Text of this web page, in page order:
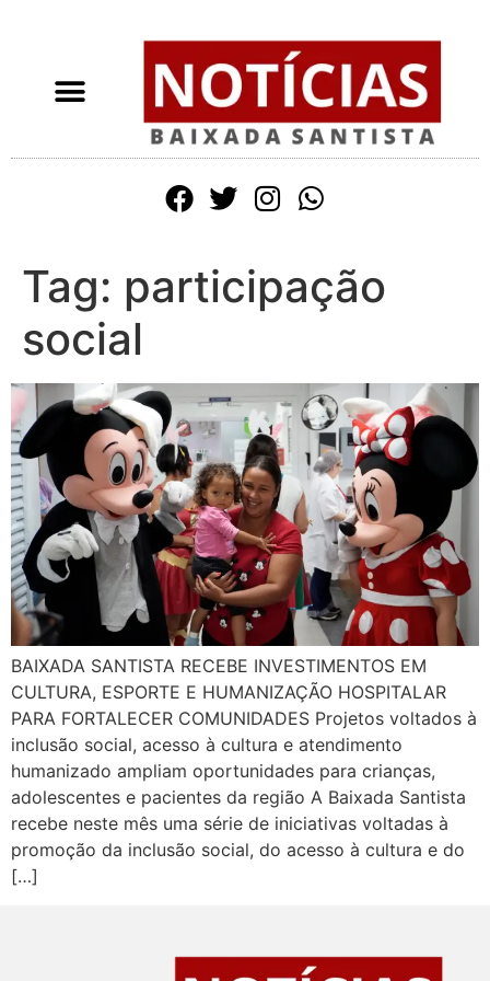
Tag: participação
social
BAIXADA SANTISTA RECEBE INVESTIMENTOS EM
CULTURA, ESPORTE E HUMANIZAÇÃO HOSPITALAR
PARA FORTALECER COMUNIDADES Projetos voltados à
inclusão social, acesso à cultura e atendimento
humanizado ampliam oportunidades para crianças,
adolescentes e pacientes da região A Baixada Santista
recebe neste mês uma série de iniciativas voltadas à
promoção da inclusão social, do acesso à cultura e do
[…]